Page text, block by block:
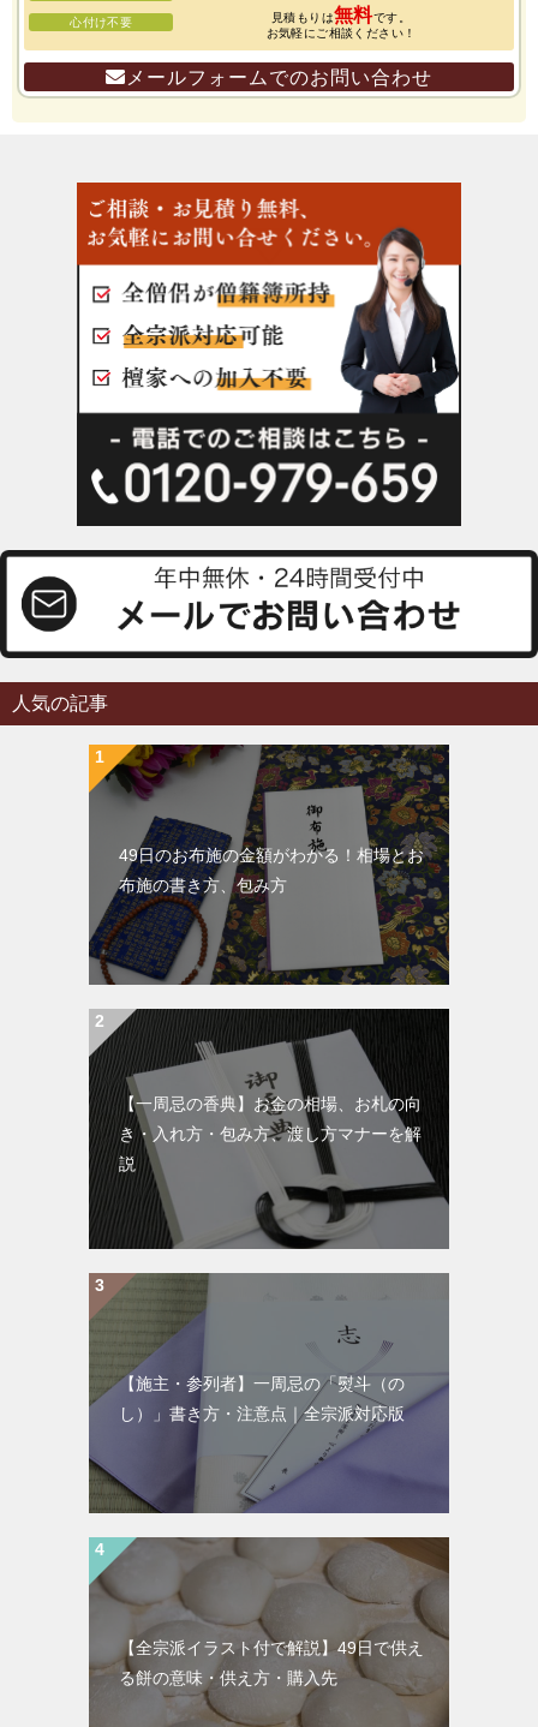
心付け不要 見積もりは無料です。
お気軽にご相談ください！
メールフォームでのお問い合わせ
人気の記事
49日のお布施の金額がわかる！相場とお
布施の書き方、包み方
【一周忌の香典】お金の相場、お札の向
き・入れ方・包み方、渡し方マナーを解
説
【施主・参列者】一周忌の「熨斗（の
し）」書き方・注意点｜全宗派対応版
【全宗派イラスト付で解説】49日で供え
る餅の意味・供え方・購入先